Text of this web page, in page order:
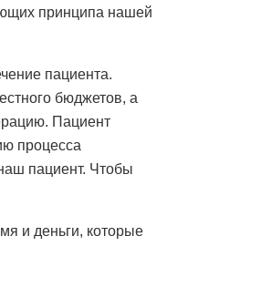
принципа нашей
пациента.
бюджетов, а
Пациент
процесса
пациент. Чтобы
и деньги, которые